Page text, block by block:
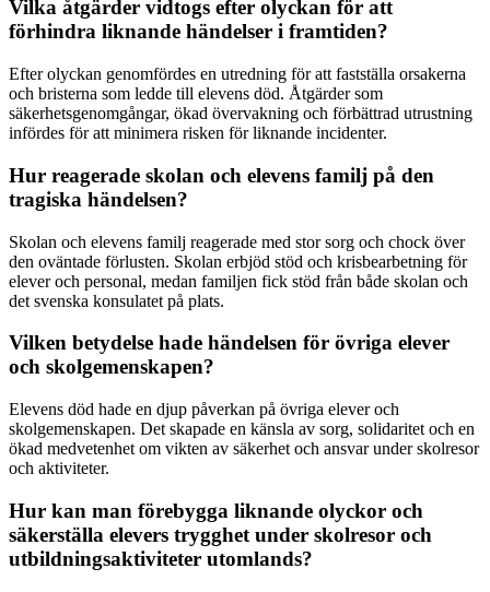
Vilka åtgärder vidtogs efter olyckan för att
förhindra liknande händelser i framtiden?
Efter olyckan genomfördes en utredning för att fastställa orsakerna
och bristerna som ledde till elevens död. Åtgärder som
säkerhetsgenomgångar, ökad övervakning och förbättrad utrustning
infördes för att minimera risken för liknande incidenter.
Hur reagerade skolan och elevens familj på den
tragiska händelsen?
Skolan och elevens familj reagerade med stor sorg och chock över
den oväntade förlusten. Skolan erbjöd stöd och krisbearbetning för
elever och personal, medan familjen fick stöd från både skolan och
det svenska konsulatet på plats.
Vilken betydelse hade händelsen för övriga elever
och skolgemenskapen?
Elevens död hade en djup påverkan på övriga elever och
skolgemenskapen. Det skapade en känsla av sorg, solidaritet och en
ökad medvetenhet om vikten av säkerhet och ansvar under skolresor
och aktiviteter.
Hur kan man förebygga liknande olyckor och
säkerställa elevers trygghet under skolresor och
utbildningsaktiviteter utomlands?